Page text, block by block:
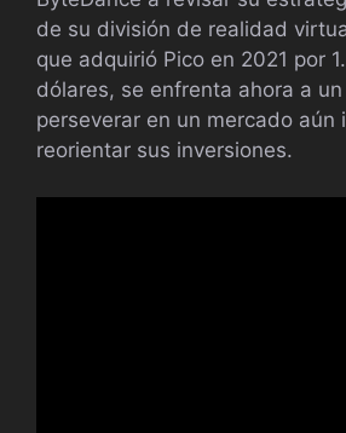
de su división de realidad
que adquirió Pico en 2021 por
dólares, se enfrenta ahora a
perseverar en un mercado aún
reorientar sus inversiones.